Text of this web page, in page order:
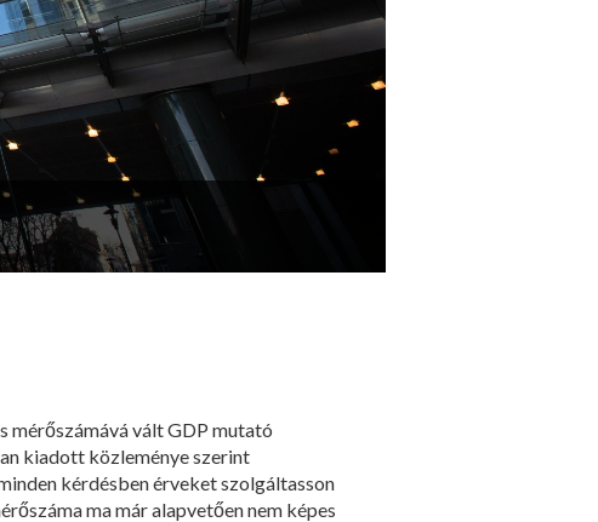
mérőszámává vált GDP mutató
kiadott közleménye szerint
kérdésben érveket szolgáltasson
ma már alapvetően nem képes